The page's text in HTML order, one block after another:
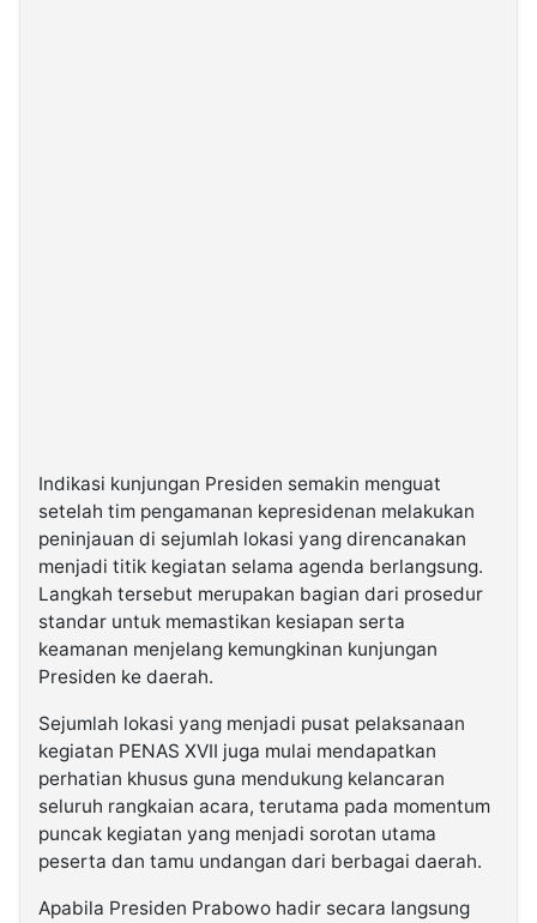
Indikasi kunjungan Presiden semakin menguat
setelah tim pengamanan kepresidenan melakukan
peninjauan di sejumlah lokasi yang direncanakan
menjadi titik kegiatan selama agenda berlangsung.
Langkah tersebut merupakan bagian dari prosedur
standar untuk memastikan kesiapan serta
keamanan menjelang kemungkinan kunjungan
Presiden ke daerah.
Sejumlah lokasi yang menjadi pusat pelaksanaan
kegiatan PENAS XVII juga mulai mendapatkan
perhatian khusus guna mendukung kelancaran
seluruh rangkaian acara, terutama pada momentum
puncak kegiatan yang menjadi sorotan utama
peserta dan tamu undangan dari berbagai daerah.
Apabila Presiden Prabowo hadir secara langsung